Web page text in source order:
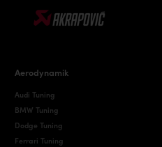
Aerodynamik
Audi Tuning
BMW Tuning
Dodge Tuning
Ferrari Tuning